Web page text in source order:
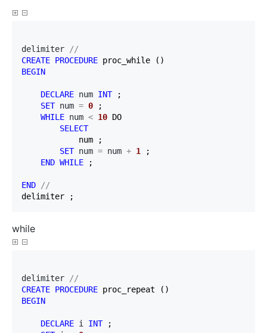
delimiter
//
CREATE PROCEDURE
BEGIN
DECLARE num INT ;
SET num = 0 ;
WHILE num < 10 DO
SELECT
            num ;
SET num = num + 1
;
END WHILE ;
END
//
delimiter ;
while
delimiter
//
CREATE PROCEDURE
BEGIN
DECLARE i INT ;